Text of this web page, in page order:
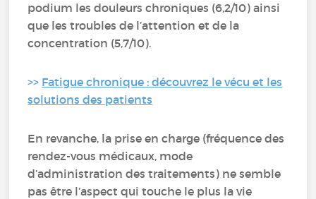
podium les douleurs chroniques (6,2/10) ainsi
que les troubles de l’attention et de la
concentration (5,7/10).
>> Fatigue chronique : découvrez le vécu et les
solutions des patients
En revanche, la prise en charge (fréquence des
rendez-vous médicaux, mode
d’administration des traitements) ne semble
pas être l’aspect qui touche le plus la vie